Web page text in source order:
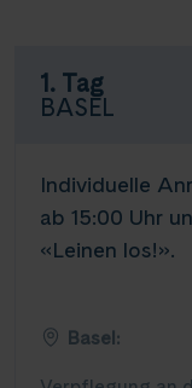
1. Tag
BASEL
Individuelle
ab 15:00 Uhr
«Leinen los!».
Basel: